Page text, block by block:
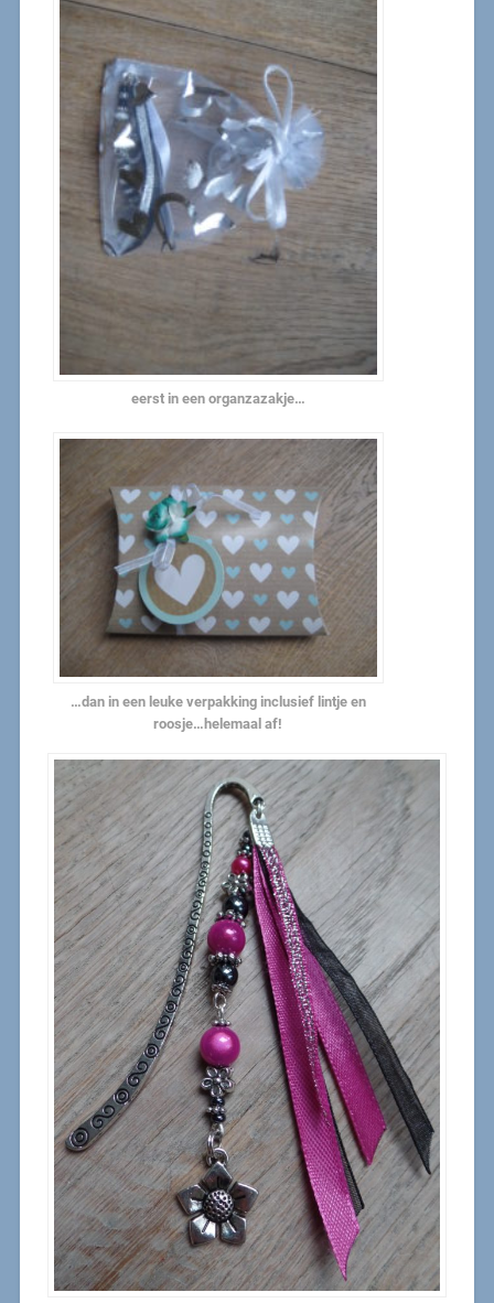
eerst in een organzazakje…
…dan in een leuke verpakking inclusief lintje en
roosje…helemaal af!